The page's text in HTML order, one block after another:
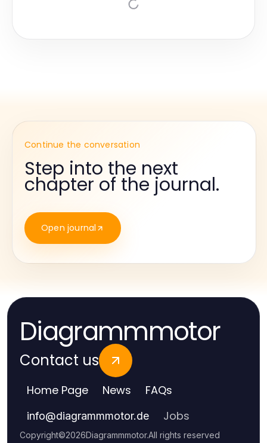
Continue the conversation
Step into the next
chapter of the journal.
Open journal
Diagrammmotor
Contact us
Home Page News FAQs
info@diagrammmotor.de Jobs
Copyright©2026Diagrammmotor.All rights reserved